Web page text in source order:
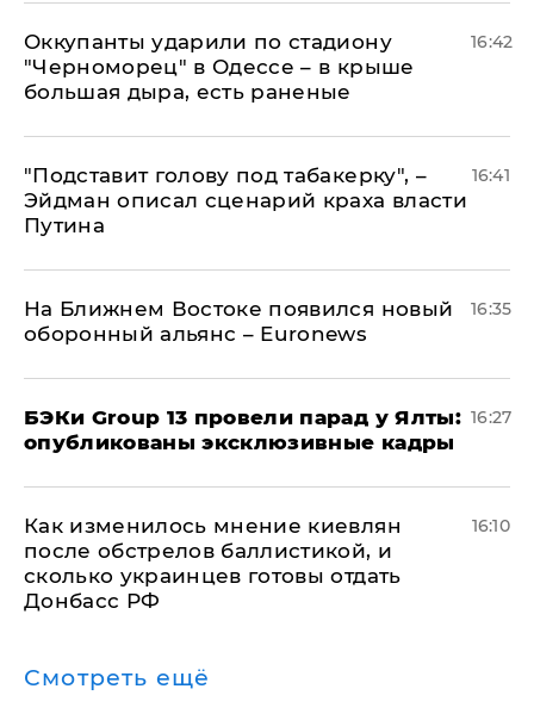
Оккупанты ударили по стадиону
"Черноморец" в Одессе – в крыше
большая дыра, есть раненые
16:42
​"Подставит голову под табакерку", –
Эйдман описал сценарий краха власти
Путина
16:41
На Ближнем Востоке появился новый
оборонный альянс – Euronews
16:35
​БЭКи Group 13 провели парад у Ялты:
опубликованы эксклюзивные кадры
16:27
Как изменилось мнение киевлян
после обстрелов баллистикой, и
сколько украинцев готовы отдать
Донбасс РФ
16:10
Смотреть ещё